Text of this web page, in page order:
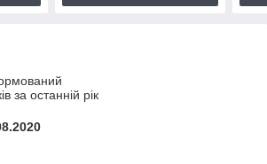
за останній рік